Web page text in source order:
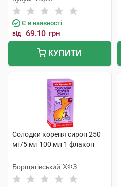
Є в наявності
від 69.10 грн
КУПИТИ
Солодки кореня сироп 250
мг/5 мл 100 мл 1 флакон
Борщагівський ХФЗ